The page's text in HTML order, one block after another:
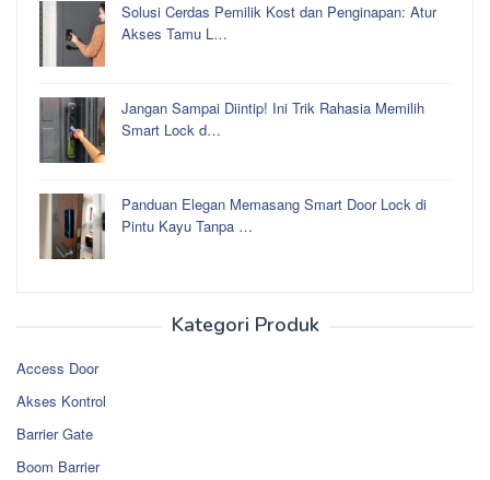
Solusi Cerdas Pemilik Kost dan Penginapan: Atur
Akses Tamu L…
Jangan Sampai Diintip! Ini Trik Rahasia Memilih
Smart Lock d…
Panduan Elegan Memasang Smart Door Lock di
Pintu Kayu Tanpa …
Kategori Produk
Access Door
Akses Kontrol
Barrier Gate
Boom Barrier